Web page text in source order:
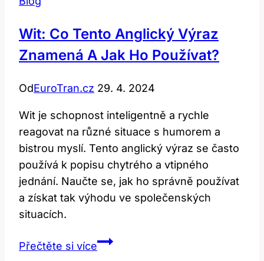
Wit: Co Tento Anglický Výraz
Znamená A Jak Ho Používat?
OdEuroTran.cz 29. 4. 2024
Wit je schopnost inteligentně a rychle
reagovat na různé situace s humorem a
bistrou myslí. Tento anglický výraz se často
používá k popisu chytrého a vtipného
jednání. Naučte se, jak ho správně používat
a získat tak výhodu ve společenských
situacích.
Přečtěte si víceWit: